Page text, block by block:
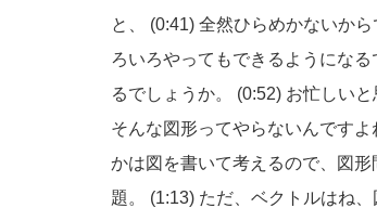
と、
(0:41) 全然ひらめかないから
ろいろやってもできるようになる
るでしょうか。
(0:52) お忙しいと
そんな図形ってやらないんですよ
かは図を書いて考えるので、図形
題。
(1:13) ただ、ベクトルはね